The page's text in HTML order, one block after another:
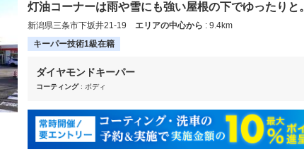
灯油コーナーは雨や雪にも強い屋根の下でゆったり
キーパーコーティングも確かな技術力できっとご満足
新潟県三条市下坂井21-19 エリアの中心から : 9.4km
キーパー技術1級在籍
ダイヤモンドキーパー
コーティング: ボディ